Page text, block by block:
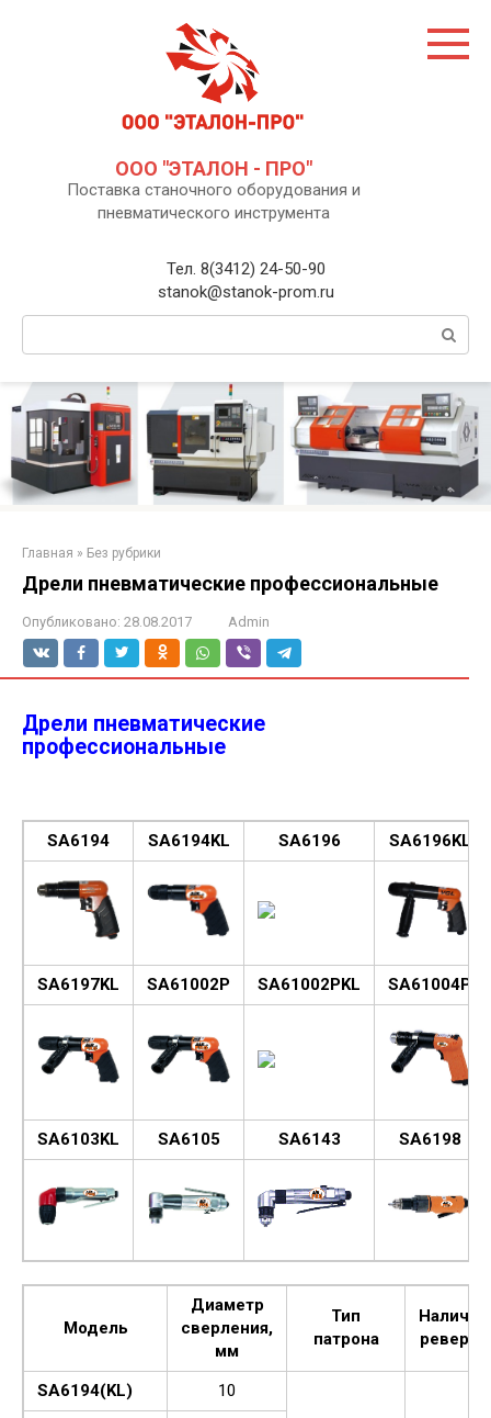
ООО "ЭТАЛОН - ПРО"
Поставка станочного оборудования и
пневматического инструмента
Тел. 8(3412) 24-50-90
stanok@stanok-prom.ru
Главная » Без рубрики
Дрели пневматические профессиональные
Опубликовано: 28.08.2017 Admin
Дрели пневматические
профессиональные
SA6194 SA6194KL SA6196 SA6196KL
SA6197KL SA61002P SA61002PKL SA61004P
SA6103KL SA6105 SA6143 SA6198
Модель
Диаметр
сверления,
мм
Тип
патрона
Наличие
реверса
SA6194(KL) 10